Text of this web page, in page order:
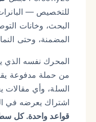
للتخصيص — البانرات،
البحث، وخانات
المضمنة، وحتى
المحرك نفسه الذي
من حملة مدفوعة
السلة، وأي مقالات
اشتراك يعرضه في
قواعد واحدة. كل سطح.